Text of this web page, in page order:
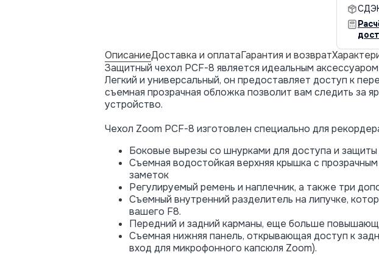
ОписаниеДоставка и оплатаГарантия и возврат
Защитный чехол PCF-8 является идеальным
Легкий и универсальный, он предоставляет доступ к
съемная прозрачная обложка позволит вам следить за
устройство.
Чехол Zoom PCF-8 изготовлен специально для
Боковые вырезы со шнурками для доступа и
Съемная водостойкая верхняя крышка с
заметок
Регулируемый ремень и наплечник, а также три
Съемный внутренний разделитель на липучке,
вашего F8.
Передний и задний карманы, еще больше
Съемная нижняя панель, открывающая доступ к
вход для микрофонного капсюля Zoom).